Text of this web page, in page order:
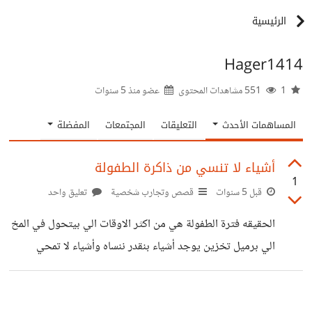
الرئيسية
Hager1414
عضو منذ5 سنوات
المساهمات الأحدث التعليقات المجتمعات المفضلة
1
أشياء لا تنسي من ذاكرة الطفولة
قبل 5 سنوات قصص وتجارب شخصية تعليق واحد
الحقيقه فترة الطفولة هي من اكثر الاوقات الي بيتحول في المخ
الي برميل تخزين يوجد أشياء بنقدر ننساه وأشياء لا تمحي
سعيده كانت أو سيئه والغريبه بقااا وقت تذكرنا هذه الأشياء